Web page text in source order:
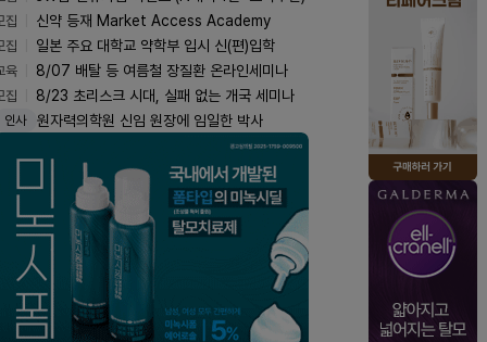
집
신약 등재 Market Access Academy
집
일본 주요 대학교 약학부 입시 신(편)입학
육
8/07 배탈 등 여름철 장질환 온라인세미나
집
8/23 초리스크 시대, 실패 없는 개국 세미나
인사 원자력의학원 신임 원장에 임일한 박사